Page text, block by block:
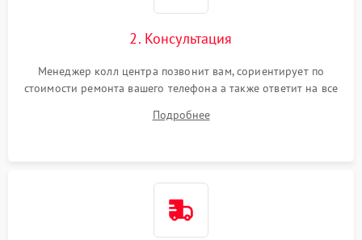
2. Консультация
Менеджер колл центра позвонит вам, сориентирует по
стоимости ремонта вашего телефона а также ответит на все
Подробнее